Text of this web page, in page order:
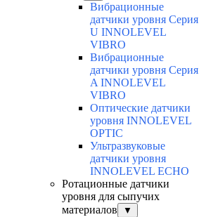
Вибрационные
датчики уровня Серия
U INNOLEVEL
VIBRO
Вибрационные
датчики уровня Серия
A INNOLEVEL
VIBRO
Оптические датчики
уровня INNOLEVEL
OPTIC
Ультразвуковые
датчики уровня
INNOLEVEL ECHO
Ротационные датчики
уровня для сыпучих
материалов
▼